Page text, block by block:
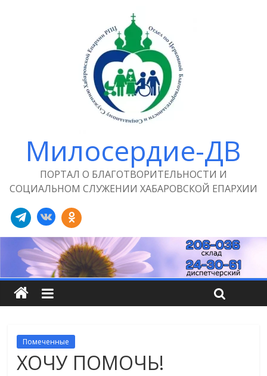
Милосердие-ДВ
ПОРТАЛ О БЛАГОТВОРИТЕЛЬНОСТИ И
СОЦИАЛЬНОМ СЛУЖЕНИИ ХАБАРОВСКОЙ ЕПАРХИИ
Помеченные
ХОЧУ ПОМОЧЬ!